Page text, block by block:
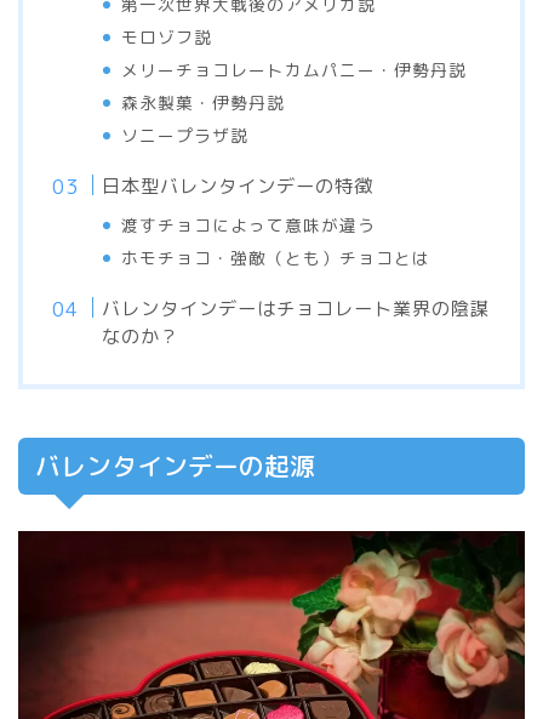
モロゾフ説
メリーチョコレートカムパニー・伊勢丹説
森永製菓・伊勢丹説
ソニープラザ説
日本型バレンタインデーの特徴
渡すチョコによって意味が違う
ホモチョコ・強敵（とも）チョコとは
バレンタインデーはチョコレート業界の陰謀
なのか？
バレンタインデーの起源